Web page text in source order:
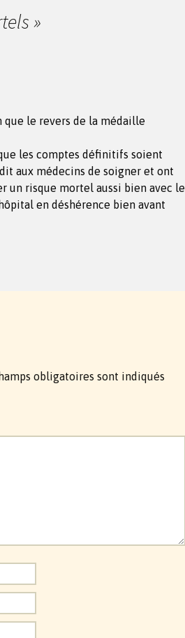
»
que le revers de la médaille
les comptes définitifs soient
aux médecins de soigner et ont
un risque mortel aussi bien avec le
en déshérence bien avant
obligatoires sont indiqués